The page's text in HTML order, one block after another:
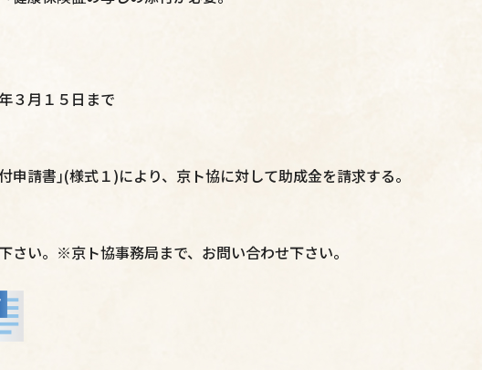
３月１５日まで
請書｣(様式１)により、京ト協に対して助成金を請求する。
い。※京ト協事務局まで、お問い合わせ下さい。